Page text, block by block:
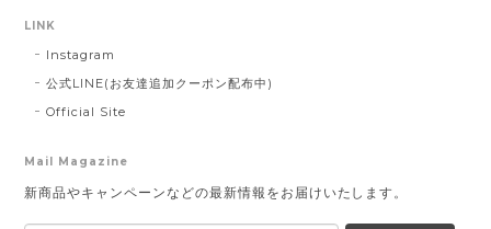
LINK
Instagram
公式LINE(お友達追加クーポン配布中)
Official Site
Mail Magazine
新商品やキャンペーンなどの最新情報をお届けいたします。